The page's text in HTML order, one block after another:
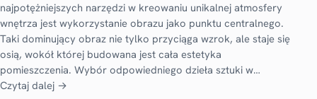
najpotężniejszych narzędzi w kreowaniu unikalnej atmosfery
wnętrza jest wykorzystanie obrazu jako punktu centralnego.
Taki dominujący obraz nie tylko przyciąga wzrok, ale staje się
osią, wokół której budowana jest cała estetyka
pomieszczenia. Wybór odpowiedniego dzieła sztuki w…
Czytaj dalej →